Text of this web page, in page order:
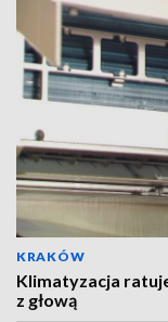
KRAKÓW
Klimatyzacja
z głową